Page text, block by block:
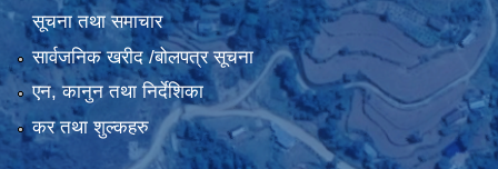
सूचना तथा समाचार
सार्वजनिक खरीद /बोलपत्र सूचना
एन, कानुन तथा निर्देशिका
कर तथा शुल्कहरु